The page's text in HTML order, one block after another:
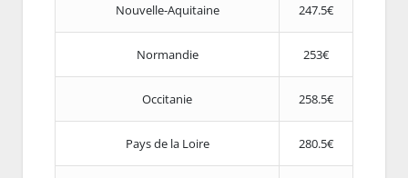
Nouvelle-Aquitaine 247.5€
Normandie 253€
Occitanie 258.5€
Pays de la Loire 280.5€